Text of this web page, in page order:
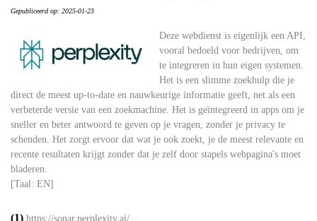
Gepubliceerd op: 2025-01-23
Deze webdienst is eigenlijk een API,
vooral bedoeld voor bedrijven, om
te integreren in hun eigen systemen.
Het is een slimme zoekhulp die je
direct de meest up-to-date en nauwkeurige informatie geeft, net als een
verbeterde versie van een zoekmachine. Het is geïntegreerd in apps om je
sneller en beter antwoord te geven op je vragen, zonder je privacy te
schenden. Het zorgt ervoor dat wat je ook zoekt, je de meest relevante en
recente resultaten krijgt zonder dat je zelf door stapels webpagina's moet
bladeren.
[Taal: EN]
(1) https://sonar.perplexity.ai/...